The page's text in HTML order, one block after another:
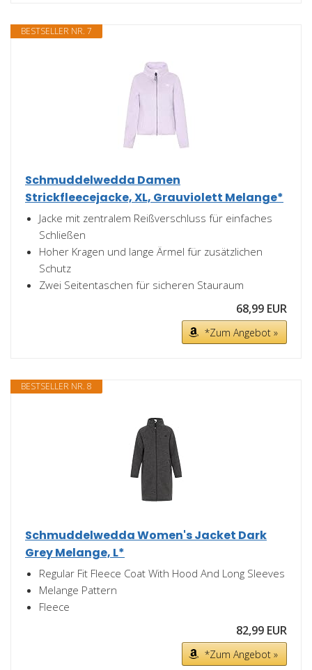
BESTSELLER NR. 7
Schmuddelwedda Damen
Strickfleecejacke, XL, Grauviolett Melange*
Jacke mit zentralem Reißverschluss für einfaches
Schließen
Hoher Kragen und lange Ärmel für zusätzlichen
Schutz
Zwei Seitentaschen für sicheren Stauraum
68,99 EUR
*Zum Angebot »
BESTSELLER NR. 8
Schmuddelwedda Women's Jacket Dark
Grey Melange, L*
Regular Fit Fleece Coat With Hood And Long Sleeves
Melange Pattern
Fleece
82,99 EUR
*Zum Angebot »